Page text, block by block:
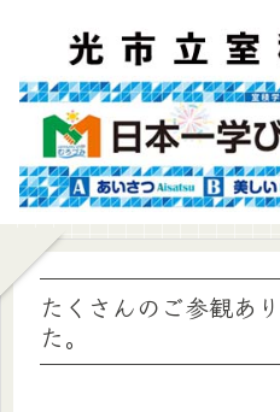
たくさんのご参観あ
た。